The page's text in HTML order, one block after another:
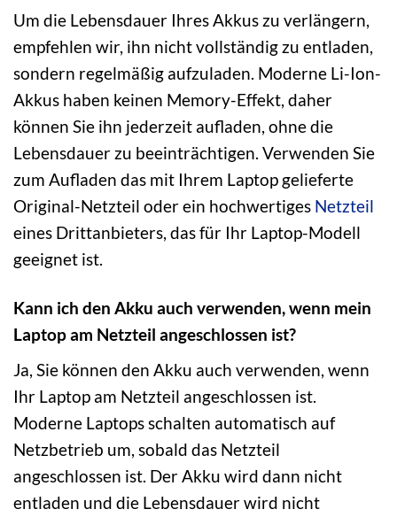
Um die Lebensdauer Ihres Akkus zu verlängern,
empfehlen wir, ihn nicht vollständig zu entladen,
sondern regelmäßig aufzuladen. Moderne Li-Ion-
Akkus haben keinen Memory-Effekt, daher
können Sie ihn jederzeit aufladen, ohne die
Lebensdauer zu beeinträchtigen. Verwenden Sie
zum Aufladen das mit Ihrem Laptop gelieferte
Original-Netzteil oder ein hochwertiges Netzteil
eines Drittanbieters, das für Ihr Laptop-Modell
geeignet ist.
Kann ich den Akku auch verwenden, wenn mein
Laptop am Netzteil angeschlossen ist?
Ja, Sie können den Akku auch verwenden, wenn
Ihr Laptop am Netzteil angeschlossen ist.
Moderne Laptops schalten automatisch auf
Netzbetrieb um, sobald das Netzteil
angeschlossen ist. Der Akku wird dann nicht
entladen und die Lebensdauer wird nicht